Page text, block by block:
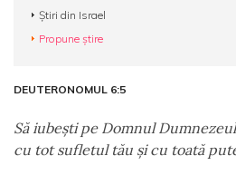
Știri din Israel
Propune știre
DEUTERONOMUL 6:5
Să iubeşti pe Domnul
cu tot sufletul tău şi cu toată